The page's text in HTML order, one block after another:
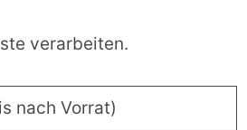
verarbeiten.
nach Vorrat)